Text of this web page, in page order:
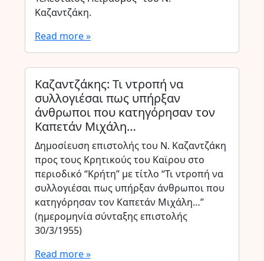
Καζαντζάκη.
Read more »
Καζαντζάκης: Τι ντροπή να
συλλογιέσαι πως υπήρξαν
άνθρωποι που κατηγόρησαν τον
Καπετάν Μιχάλη…
Δημοσίευση επιστολής του Ν. Καζαντζάκη
προς τους Κρητικούς του Καϊρου στο
περιοδικό “Κρήτη” με τίτλο “Τι ντροπή να
συλλογιέσαι πως υπήρξαν άνθρωποι που
κατηγόρησαν τον Καπετάν Μιχάλη…”
(ημερομηνία σύνταξης επιστολής
30/3/1955)
Read more »